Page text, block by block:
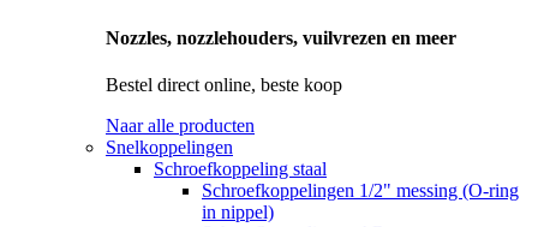
Nozzles, nozzlehouders, vuilvrezen en meer
Bestel direct online, beste koop
Naar alle producten
Snelkoppelingen
Schroefkoppeling staal
Schroefkoppelingen 1/2" messing (O-ring
in nippel)